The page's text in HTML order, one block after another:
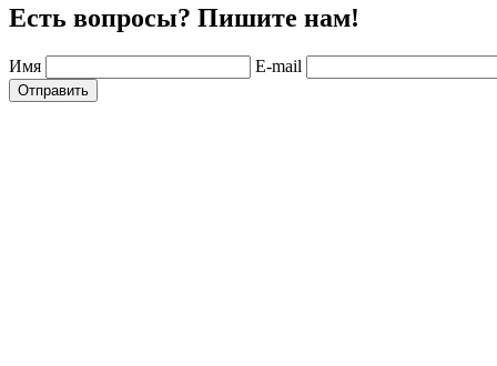
Есть вопросы? Пишите нам!
Имя E-mail